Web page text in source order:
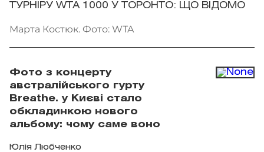
ТУРНІРУ WTA 1000 У ТОРОНТО: ЩО ВІДОМО
Марта Костюк. Фото: WTA
Фото з концерту
австралійського гурту
Breathe. у Києві стало
обкладинкою нового
альбому: чому саме воно
Юлія Любченко